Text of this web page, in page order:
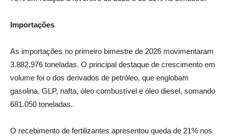
Importações
As importações no primeiro bimestre de 2026 movimentaram
3.882.976 toneladas. O principal destaque de crescimento em
volume foi o dos derivados de petróleo, que englobam
gasolina, GLP, nafta, óleo combustível e óleo diesel, somando
681.050 toneladas.
O recebimento de fertilizantes apresentou queda de 21% nos